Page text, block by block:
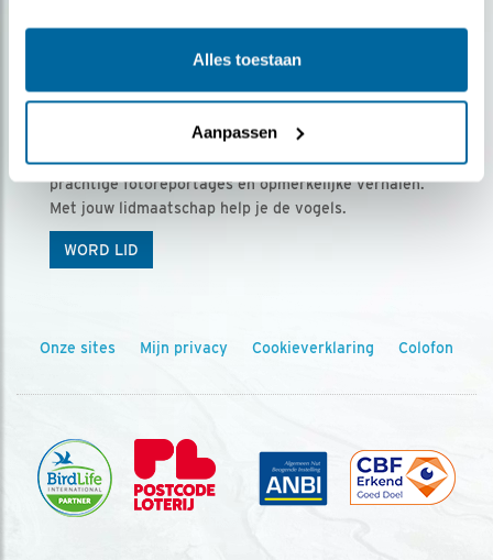
Alles toestaan
Aanpassen
Ontvang 5 x Vogels voor € 36,00 per jaar
Vogels is het tijdschrift voor onze leden, met
prachtige fotoreportages en opmerkelijke verhalen.
Met jouw lidmaatschap help je de vogels.
WORD LID
Onze sites Mijn privacy Cookieverklaring Colofon